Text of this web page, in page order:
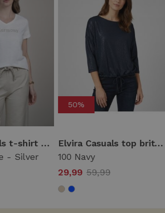
Elvira Casuals t-shirt harmony e2 26-017 T-shirt Korte mouw 130 off white - silver
- Silver
50%
Elvira Casuals top britt e1 26-015 T-shirt Korte mouw 100 navy
100 Navy
29,99 59,99